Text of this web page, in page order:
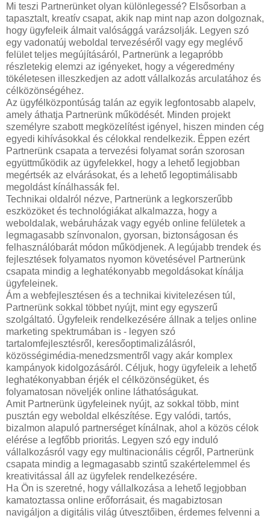
Mi teszi Partnerünket olyan különlegessé? Elsősorban a
tapasztalt, kreatív csapat, akik nap mint nap azon dolgoznak,
hogy ügyfeleik álmait valósággá varázsolják. Legyen szó
egy vadonatúj weboldal tervezéséről vagy egy meglévő
felület teljes megújításáról, Partnerünk a legapróbb
részletekig elemzi az igényeket, hogy a végeredmény
tökéletesen illeszkedjen az adott vállalkozás arculatához és
célközönségéhez.
Az ügyfélközpontúság talán az egyik legfontosabb alapelv,
amely áthatja Partnerünk működését. Minden projekt
személyre szabott megközelítést igényel, hiszen minden cég
egyedi kihívásokkal és célokkal rendelkezik. Éppen ezért
Partnerünk csapata a tervezési folyamat során szorosan
együttműködik az ügyfelekkel, hogy a lehető legjobban
megértsék az elvárásokat, és a lehető legoptimálisabb
megoldást kínálhassák fel.
Technikai oldalról nézve, Partnerünk a legkorszerűbb
eszközöket és technológiákat alkalmazza, hogy a
weboldalak, webáruházak vagy egyéb online felületek a
legmagasabb színvonalon, gyorsan, biztonságosan és
felhasználóbarát módon működjenek. A legújabb trendek és
fejlesztések folyamatos nyomon követésével Partnerünk
csapata mindig a leghatékonyabb megoldásokat kínálja
ügyfeleinek.
Ám a webfejlesztésen és a technikai kivitelezésen túl,
Partnerünk sokkal többet nyújt, mint egy egyszerű
szolgáltató. Ügyfeleik rendelkezésére állnak a teljes online
marketing spektrumában is - legyen szó
tartalomfejlesztésről, keresőoptimalizálásról,
közösségimédia-menedzsmentről vagy akár komplex
kampányok kidolgozásáról. Céljuk, hogy ügyfeleik a lehető
leghatékonyabban érjék el célközönségüket, és
folyamatosan növeljék online láthatóságukat.
Amit Partnerünk ügyfeleinek nyújt, az sokkal több, mint
pusztán egy weboldal elkészítése. Egy valódi, tartós,
bizalmon alapuló partnerséget kínálnak, ahol a közös célok
elérése a legfőbb prioritás. Legyen szó egy induló
vállalkozásról vagy egy multinacionális cégről, Partnerünk
csapata mindig a legmagasabb szintű szakértelemmel és
kreativitással áll az ügyfelek rendelkezésére.
Ha Ön is szeretné, hogy vállalkozása a lehető legjobban
kamatoztassa online erőforrásait, és magabiztosan
navigáljon a digitális világ útvesztőiben, érdemes felvenni a